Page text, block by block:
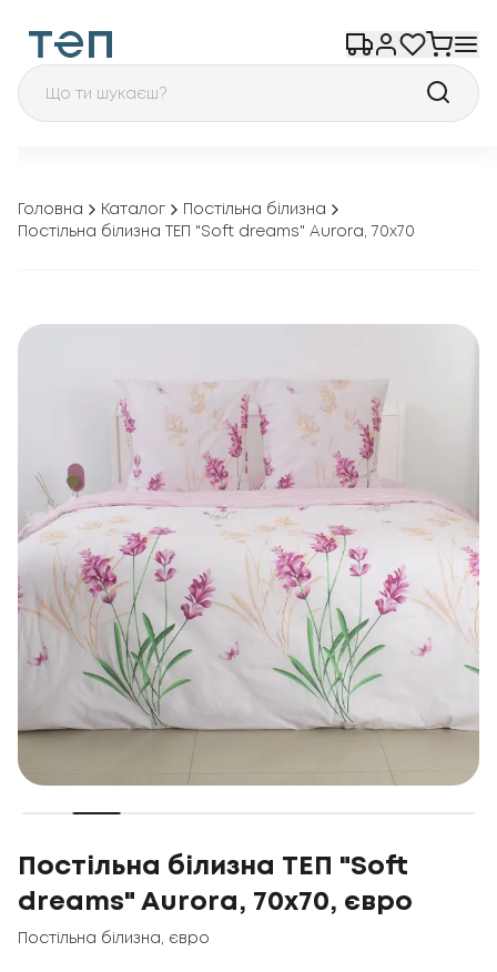
Головна Каталог
Постільна білизна
Постільна білизна ТЕП "Soft dreams" Aurora, 70x70
Постільна білизна ТЕП "Soft
dreams" Aurora, 70x70, євро
Постільна білизна євро